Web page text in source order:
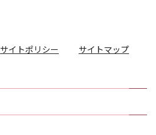
サイトポリシー サイトマップ